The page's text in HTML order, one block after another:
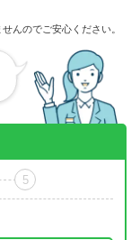
んのでご安心ください。
5